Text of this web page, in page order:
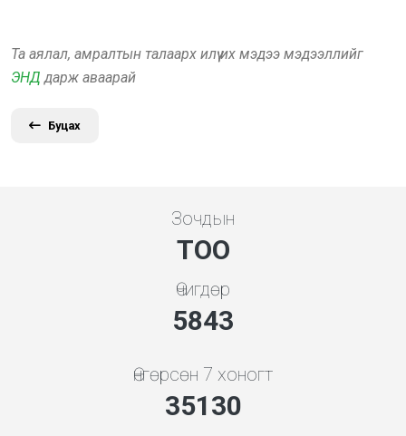
Та аялал, амралтын талаарх илүү их мэдээ мэдээллийг
ЭНД дарж аваарай
Буцах
Зочдын
ТОО
Өчигдөр
5843
Өнгөрсөн 7 хоногт
35130